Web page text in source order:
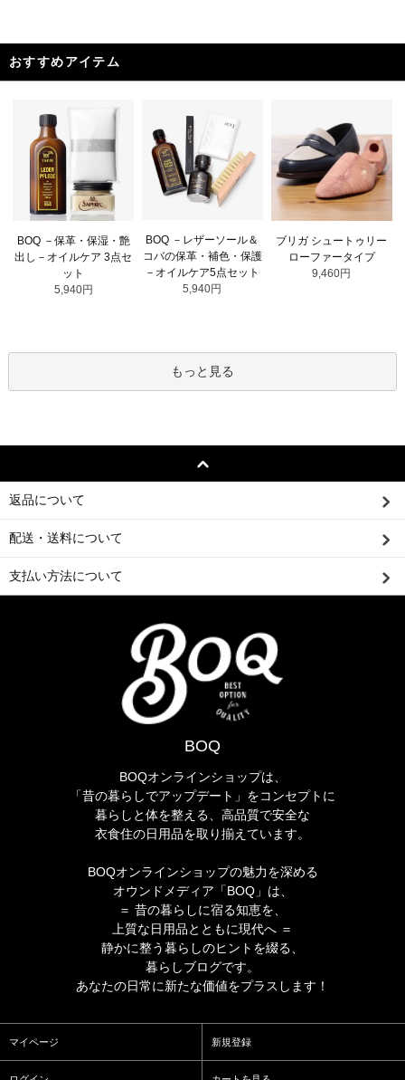
おすすめアイテム
BOQ －保革・保湿・艶
出し－オイルケア 3点セ
ット
5,940円
BOQ －レザーソール＆
コバの保革・補色・保護
－オイルケア5点セット
5,940円
ブリガ シュートゥリー
ローファータイプ
9,460円
もっと見る
返品について
配送・送料について
支払い方法について
BOQ
BOQオンラインショップは、
「昔の暮らしでアップデート」をコンセプトに
暮らしと体を整える、高品質で安全な
衣食住の日用品を取り揃えています。
BOQオンラインショップの魅力を深める
オウンドメディア「BOQ」は、
＝ 昔の暮らしに宿る知恵を、
上質な日用品とともに現代へ ＝
静かに整う暮らしのヒントを綴る、
暮らしブログです。
あなたの日常に新たな価値をプラスします！
マイページ 新規登録